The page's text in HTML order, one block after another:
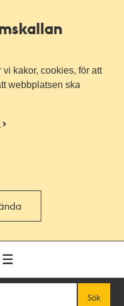
kakor, cookies, för att
webbplatsen ska
Sök